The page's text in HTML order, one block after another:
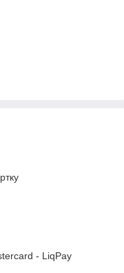
- LiqPay